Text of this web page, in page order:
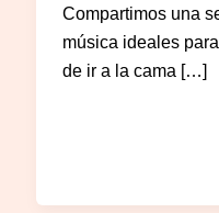
Compartimos una
música ideales
de ir a la cama […]